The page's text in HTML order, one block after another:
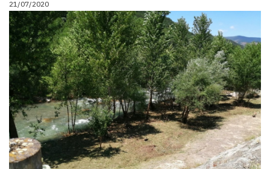
21/07/2020